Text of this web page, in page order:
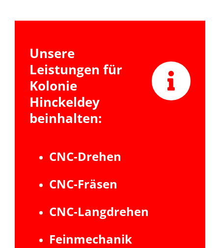
Unsere
Leistungen für
Kolonie
Hinckeldey
beinhalten:
CNC-Drehen
CNC-Fräsen
CNC-Langdrehen
Feinmechanik